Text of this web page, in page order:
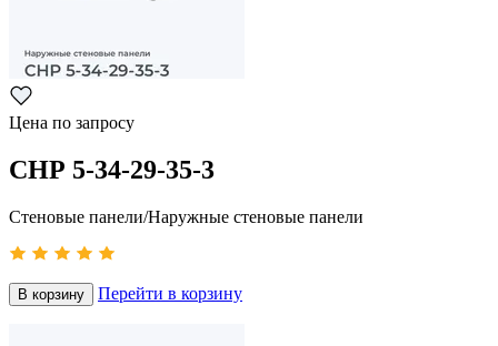
Цена по запросу
СНР 5-34-29-35-3
Стеновые панели/Наружные стеновые панели
В корзину Перейти в корзину